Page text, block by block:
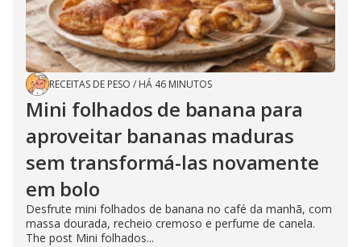
RECEITAS DE PESO / HÁ 46 MINUTOS
Mini folhados de banana para
aproveitar bananas maduras
sem transformá-las novamente
em bolo
Desfrute mini folhados de banana no café da manhã, com
massa dourada, recheio cremoso e perfume de canela.
The post Mini folhados...